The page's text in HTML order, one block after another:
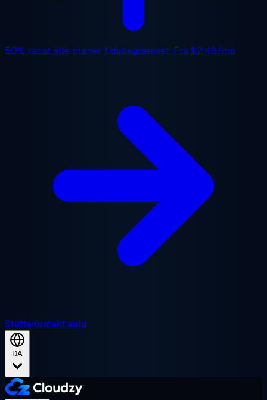
50% rabatalle planer, tidsbegrænset. Fra$2.48/mo
StøtteKontakt salg
DA